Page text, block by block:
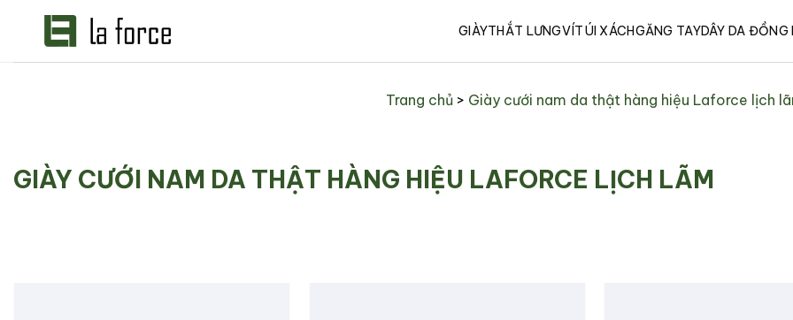
GIÀYTHẮT LƯNGVÍTÚI XÁCHGĂNG TAYDÂY DA ĐỒNG
Trang chủ> Giày cưới nam da thật hàng hiệu Laforce lịch
GIÀY CƯỚI NAM DA THẬT HÀNG HIỆU LAFORCE LỊCH LÃM